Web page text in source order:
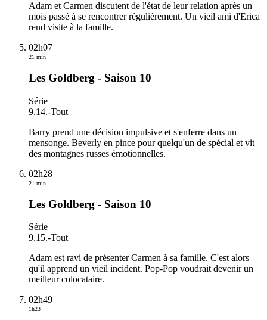
Adam et Carmen discutent de l'état de leur relation après un
mois passé à se rencontrer régulièrement. Un vieil ami d'Erica
rend visite à la famille.
02h07
21 min
Les Goldberg - Saison 10
Série
9.14.-Tout
Barry prend une décision impulsive et s'enferre dans un
mensonge. Beverly en pince pour quelqu'un de spécial et vit
des montagnes russes émotionnelles.
02h28
21 min
Les Goldberg - Saison 10
Série
9.15.-Tout
Adam est ravi de présenter Carmen à sa famille. C'est alors
qu'il apprend un vieil incident. Pop-Pop voudrait devenir un
meilleur colocataire.
02h49
1h23